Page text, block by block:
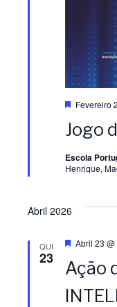
Jogo
D
s
t
q
u
Fevereiro
Escola
Henrique,
Abril 2026
QUI
23
Ação
D
s
t
q
Abril 23